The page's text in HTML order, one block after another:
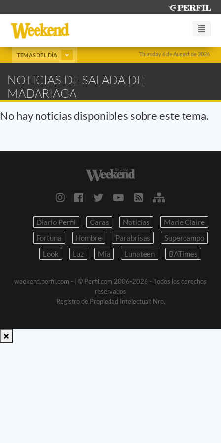
Thursday 6 de August de 2026
TEMAS DEL DÍA
NOTICIAS DE SALADA DE
MADARIAGA
No hay noticias disponibles sobre este tema.
Diario Perfil Caras Noticias
Marie Claire
Fortuna
Hombre Parabrisas
Supercampo
Look
Luz Mia Lunateen BATimes
weekend.perfil.com -
| © Perfil.com 2006-2026 - Todos los derechos
reservados
Registro de Propiedad Intelectual: Nro.